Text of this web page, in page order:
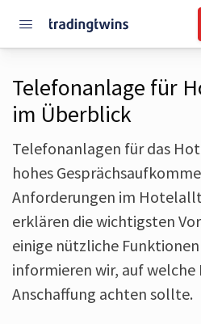
Telefon­anlage für
im Überblick
Telefon­anlagen für das
hohes
Anforder­ungen im
erklären die wichtigsten
einige nützliche
informieren wir, auf
Anschaffung achten sollte.